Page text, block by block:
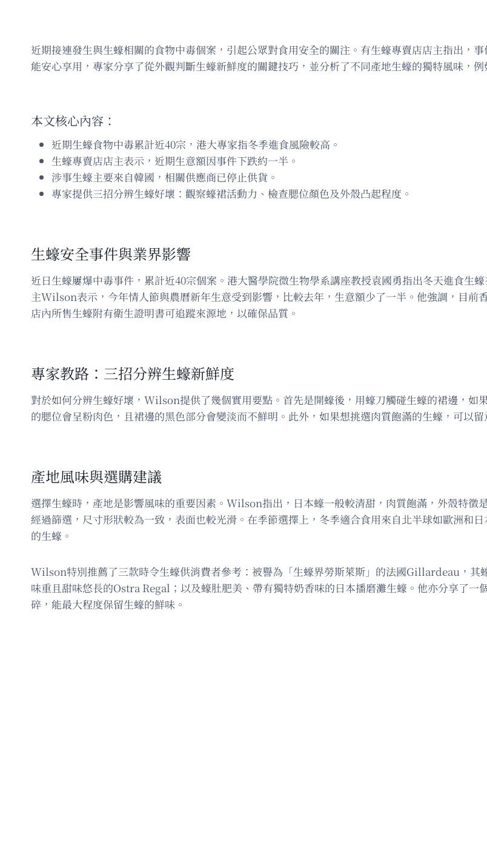
近期接連發生與生蠔相關的食物中毒個案，引起公眾對食用安全的關注。有生蠔專賣店店主指出，
能安心享用，專家分享了從外觀判斷生蠔新鮮度的關鍵技巧，並分析了不同產地生蠔的獨特風味，
本文核心內容：
近期生蠔食物中毒累計近40宗，港大專家指冬季進食風險較高。
生蠔專賣店店主表示，近期生意額因事件下跌約一半。
涉事生蠔主要來自韓國，相關供應商已停止供貨。
專家提供三招分辨生蠔好壞：觀察蠔裙活動力、檢查腮位顏色及外殼凸起程度。
生蠔安全事件與業界影響
近日生蠔屢爆中毒事件，累計近40宗個案。港大醫學院微生物學系講座教授袁國勇指出冬天進食生
主Wilson表示，今年情人節與農曆新年生意受到影響，比較去年，生意額少了一半。他強調，目前
店內所售生蠔附有衛生證明書可追蹤來源地，以確保品質。
專家教路：三招分辨生蠔新鮮度
對於如何分辨生蠔好壞，Wilson提供了幾個實用要點。首先是開蠔後，用蠔刀觸碰生蠔的裙邊，如
的腮位會呈粉肉色，且裙邊的黑色部分會變淡而不鮮明。此外，如果想挑選肉質飽滿的生蠔，可以
產地風味與選購建議
選擇生蠔時，產地是影響風味的重要因素。Wilson指出，日本蠔一般較清甜，肉質飽滿，外殼特徵
經過篩選，尺寸形狀較為一致，表面也較光滑。在季節選擇上，冬季適合食用來自北半球如歐洲和
的生蠔。
Wilson特別推薦了三款時令生蠔供消費者參考：被譽為「生蠔界勞斯萊斯」的法國Gillardeau，其
味重且甜味悠長的Ostra Regal；以及蠔肚肥美、帶有獨特奶香味的日本播磨灘生蠔。他亦分享了
碎，能最大程度保留生蠔的鮮味。